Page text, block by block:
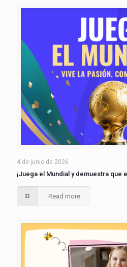
4 de junio de 2026
¡Juega el Mundial y demuestra que
Read more